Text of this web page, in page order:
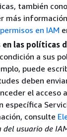
también
más
en IAM
las políticas
a sus
puede
deben
el acceso
específica
consulte
del usuario de